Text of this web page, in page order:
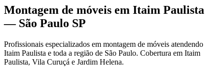
Montagem de móveis em Itaim Paulista
— São Paulo SP
Profissionais especializados em montagem de móveis atendendo
Itaim Paulista e toda a região de São Paulo. Cobertura em Itaim
Paulista, Vila Curuçá e Jardim Helena.